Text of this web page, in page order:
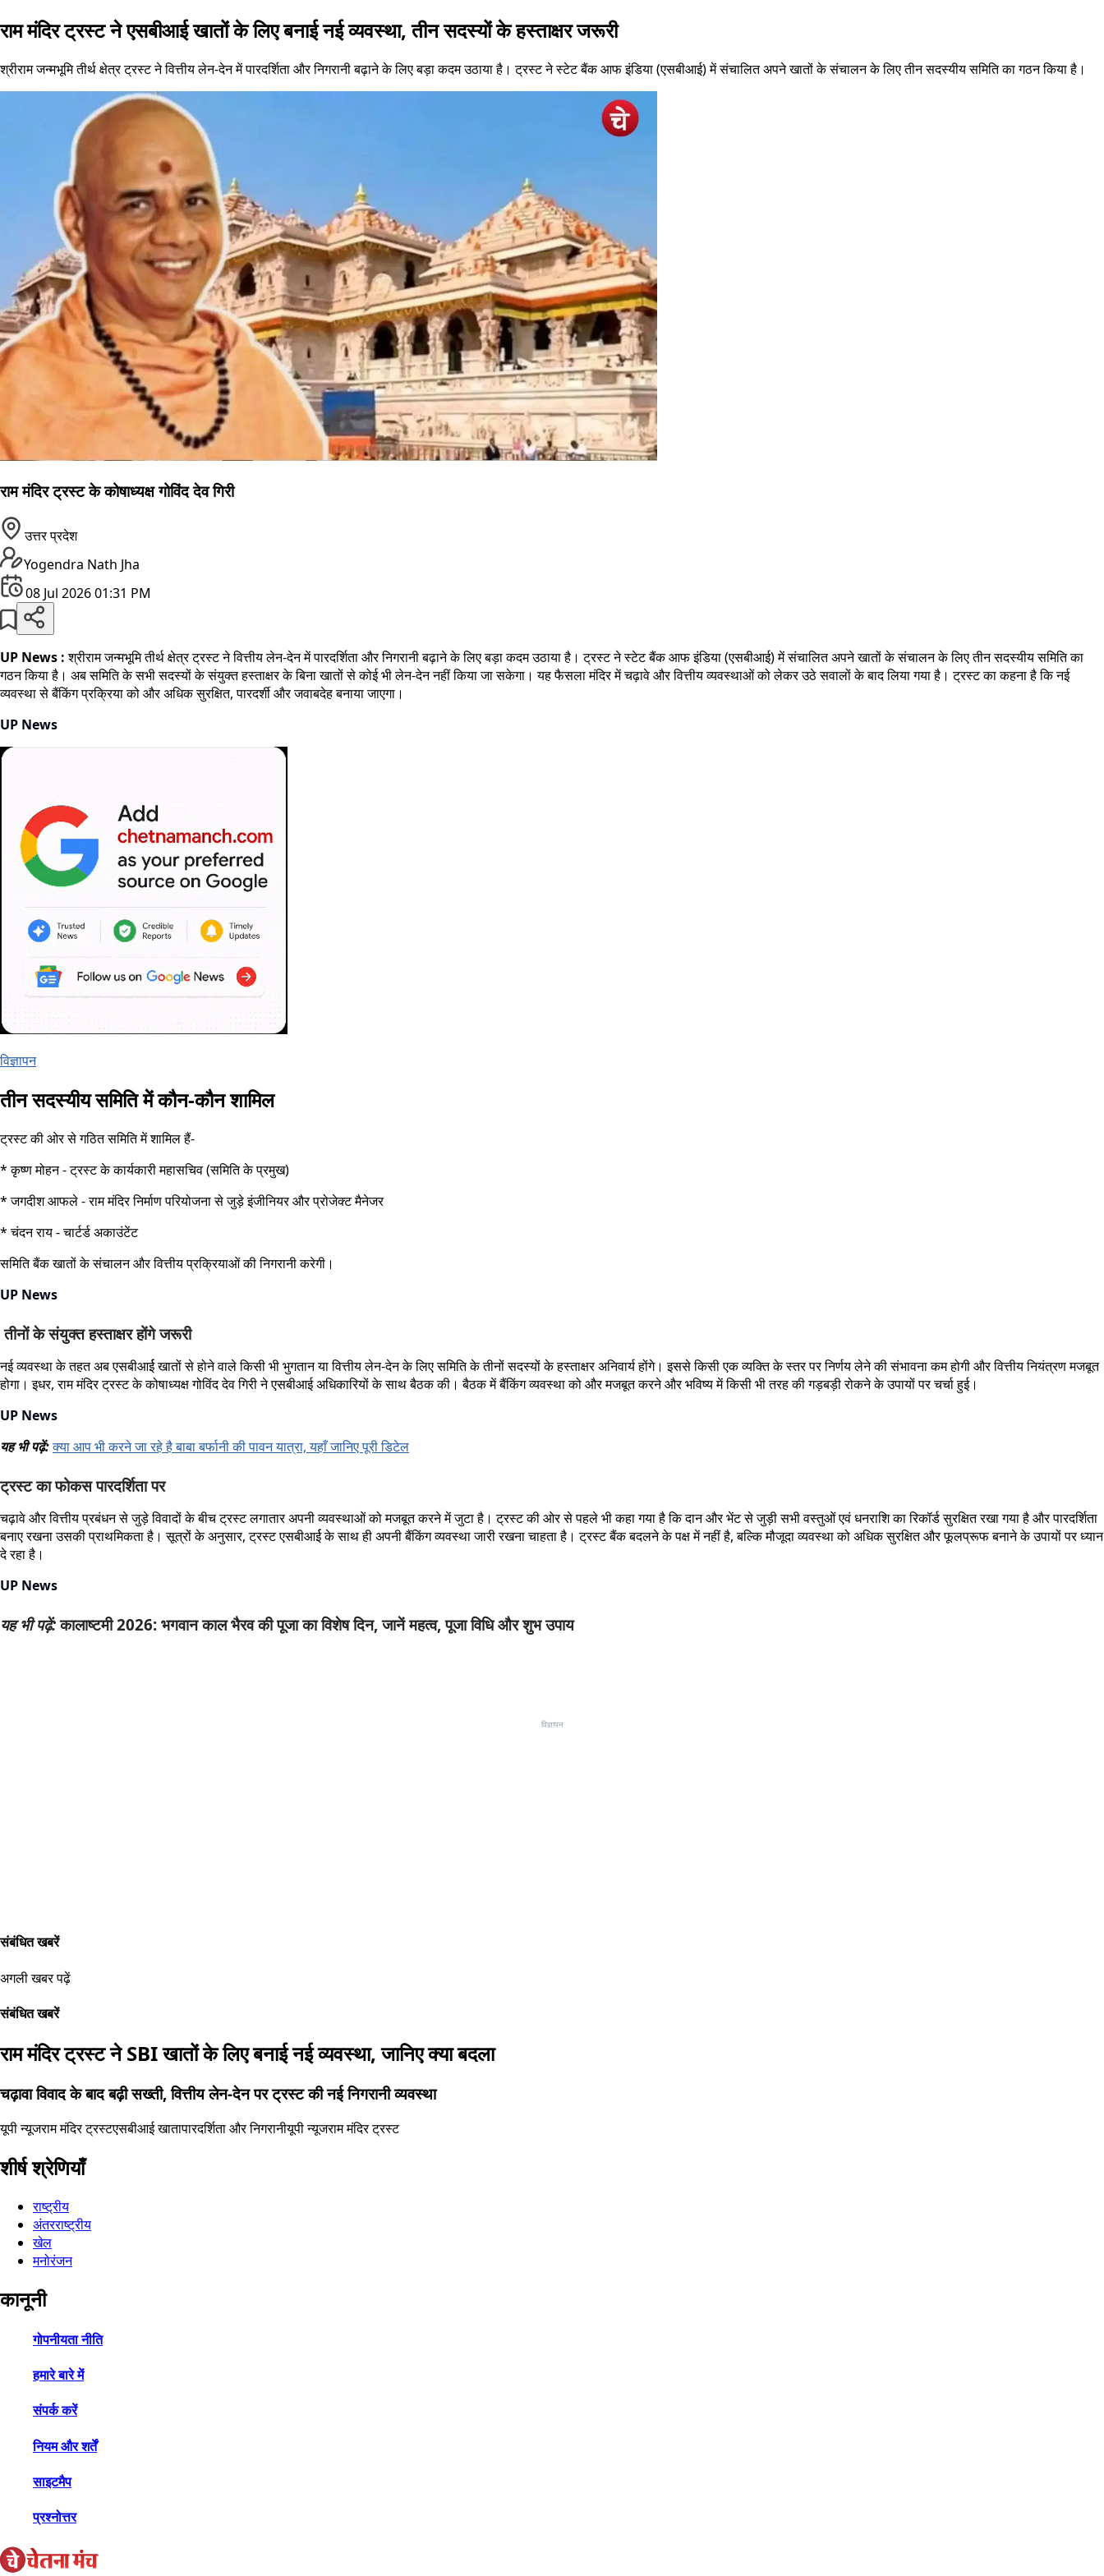
राम मंदिर ट्रस्ट ने एसबीआई खातों के लिए बनाई नई व्यवस्था, तीन सदस्यों के हस्ताक्षर जरूरी
श्रीराम जन्मभूमि तीर्थ क्षेत्र ट्रस्ट ने वित्तीय लेन-देन में पारदर्शिता और निगरानी बढ़ाने के लिए बड़ा कदम उठाया है। ट्रस्ट ने स्टेट बैंक आफ इंडिया (एसबीआई) में संचालित अपने खातों के संचालन के लिए तीन सदस्यीय समिति का गठन किया है।
राम मंदिर ट्रस्ट के कोषाध्यक्ष गोविंद देव गिरी
उत्तर प्रदेश
Yogendra Nath Jha
08 Jul 2026 01:31 PM
UP News :श्रीराम जन्मभूमि तीर्थ क्षेत्र ट्रस्ट ने वित्तीय लेन-देन में पारदर्शिता और निगरानी बढ़ाने के लिए बड़ा कदम उठाया है। ट्रस्ट ने स्टेट बैंक आफ इंडिया (एसबीआई) में संचालित अपने खातों के संचालन के लिए तीन सदस्यीय समिति का
गठन किया है। अब समिति के सभी सदस्यों के संयुक्त हस्ताक्षर के बिना खातों से कोई भी लेन-देन नहीं किया जा सकेगा। यह फैसला मंदिर में चढ़ावे और वित्तीय व्यवस्थाओं को लेकर उठे सवालों के बाद लिया गया है। ट्रस्ट का कहना है कि नई
व्यवस्था से बैंकिंग प्रक्रिया को और अधिक सुरक्षित, पारदर्शी और जवाबदेह बनाया जाएगा।
UP News
विज्ञापन
तीन सदस्यीय समिति में कौन-कौन शामिल
ट्रस्ट की ओर से गठित समिति में शामिल हैं-
* कृष्ण मोहन - ट्रस्ट के कार्यकारी महासचिव (समिति के प्रमुख)
* जगदीश आफले - राम मंदिर निर्माण परियोजना से जुड़े इंजीनियर और प्रोजेक्ट मैनेजर
* चंदन राय - चार्टर्ड अकाउंटेंट
समिति बैंक खातों के संचालन और वित्तीय प्रक्रियाओं की निगरानी करेगी।
UP News
तीनों के संयुक्त हस्ताक्षर होंगे जरूरी
नई व्यवस्था के तहत अब एसबीआर्ई खातों से होने वाले किसी भी भुगतान या वित्तीय लेन-देन के लिए समिति के तीनों सदस्यों के हस्ताक्षर अनिवार्य होंगे। इससे किसी एक व्यक्ति के स्तर पर निर्णय लेने की संभावना कम होगी और वित्तीय नियंत्रण मजबूत
होगा। इधर, राम मंदिर ट्रस्ट के कोषाध्यक्ष गोविंद देव गिरी ने एसबीआई अधिकारियों के साथ बैठक की। बैठक में बैंकिंग व्यवस्था को और मजबूत करने और भविष्य में किसी भी तरह की गड़बड़ी रोकने के उपायों पर चर्चा हुई।
UP News
यह भी पढ़ें:क्या आप भी करने जा रहे है बाबा बर्फानी की पावन यात्रा, यहाँ जानिए पूरी डिटेल
ट्रस्ट का फोकस पारदर्शिता पर
चढ़ावे और वित्तीय प्रबंधन से जुड़े विवादों के बीच ट्रस्ट लगातार अपनी व्यवस्थाओं को मजबूत करने में जुटा है। ट्रस्ट की ओर से पहले भी कहा गया है कि दान और भेंट से जुड़ी सभी वस्तुओं एवं धनराशि का रिकॉर्ड सुरक्षित रखा गया है और पारदर्शिता
बनाए रखना उसकी प्राथमिकता है। सूत्रों के अनुसार, ट्रस्ट एसबीआर्ई के साथ ही अपनी बैंकिंग व्यवस्था जारी रखना चाहता है। ट्रस्ट बैंक बदलने के पक्ष में नहीं है, बल्कि मौजूदा व्यवस्था को अधिक सुरक्षित और फूलप्रूफ बनाने के उपायों पर ध्यान
दे रहा है।
UP News
यह भी पढ़ें:कालाष्टमी 2026: भगवान काल भैरव की पूजा का विशेष दिन, जानें महत्व, पूजा विधि और शुभ उपाय
विज्ञापन
संबंधित खबरें
अगली खबर पढ़ें
संबंधित खबरें
राम मंदिर ट्रस्ट ने SBI खातों के लिए बनाई नई व्यवस्था, जानिए क्या बदला
चढ़ावा विवाद के बाद बढ़ी सख्ती, वित्तीय लेन-देन पर ट्रस्ट की नई निगरानी व्यवस्था
यूपी न्यूजराम मंदिर ट्रस्टएसबीआई खातापारदर्शिता और निगरानीयूपी न्यूजराम मंदिर ट्रस्ट
शीर्ष श्रेणियाँ
राष्ट्रीय
अंतरराष्ट्रीय
खेल
मनोरंजन
कानूनी
गोपनीयता नीति
हमारे बारे में
संपर्क करें
नियम और शर्तें
साइटमैप
प्रश्नोत्तर